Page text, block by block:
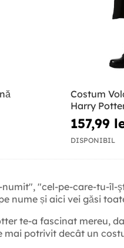
Costum
Harry
157,99
DISPONIBIL
"cel-pe-care-tu-îl-
nume și aici vei găsi
te-a fascinat mereu,
mai potrivit decât un